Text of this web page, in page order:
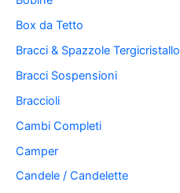
Box da Tetto
Bracci & Spazzole Tergicristallo
Bracci Sospensioni
Braccioli
Cambi Completi
Camper
Candele / Candelette